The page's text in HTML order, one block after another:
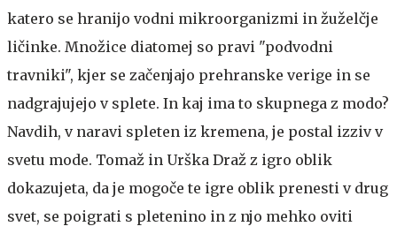
katero se hranijo vodni mikroorganizmi in žuželčje
ličinke. Množice diatomej so pravi "podvodni
travniki", kjer se začenjajo prehranske verige in se
nadgrajujejo v splete. In kaj ima to skupnega z modo?
Navdih, v naravi spleten iz kremena, je postal izziv v
svetu mode. Tomaž in Urška Draž z igro oblik
dokazujeta, da je mogoče te igre oblik prenesti v drug
svet, se poigrati s pletenino in z njo mehko oviti